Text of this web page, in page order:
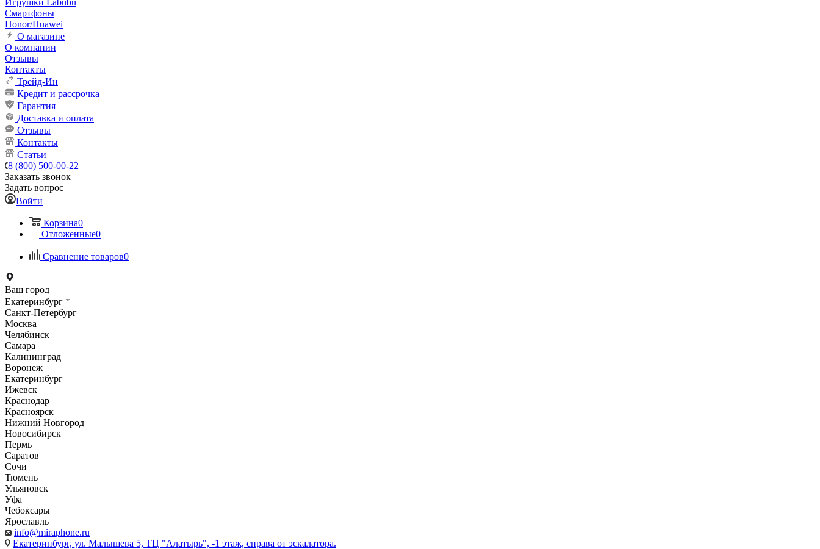
Игрушки Labubu
Смартфоны
Honor/Huawei
О магазине
О компании
Отзывы
Контакты
Трейд-Ин
Кредит и рассрочка
Гарантия
Доставка и оплата
Отзывы
Контакты
Статьи
8 (800) 500-00-22
Заказать звонок
Задать вопрос
Войти
Корзина0
Отложенные0
Сравнение товаров0
Ваш город
Екатеринбург
Санкт-Петербург
Москва
Челябинск
Самара
Калининград
Воронеж
Екатеринбург
Ижевск
Краснодар
Красноярск
Нижний Новгород
Новосибирск
Пермь
Саратов
Сочи
Тюмень
Ульяновск
Уфа
Чебоксары
Ярославль
info@miraphone.ru
Екатеринбург, ул. Малышева 5, ТЦ "Алатырь", -1 этаж, справа от эскалатора.